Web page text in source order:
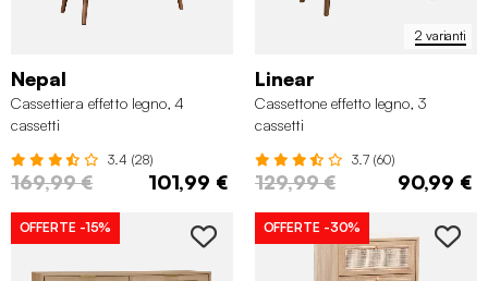
Nepal
Cassettiera effetto legno, 4
cassetti
3.4 (28)
169,99 € 101,99 €
2 varianti
Linear
Cassettone effetto legno, 3
cassetti
3.7 (60)
129,99 € 90,99 €
OFFERTE -15% OFFERTE -30%